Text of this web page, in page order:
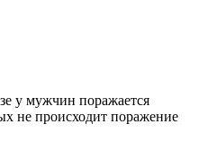
у мужчин поражается
не происходит поражение